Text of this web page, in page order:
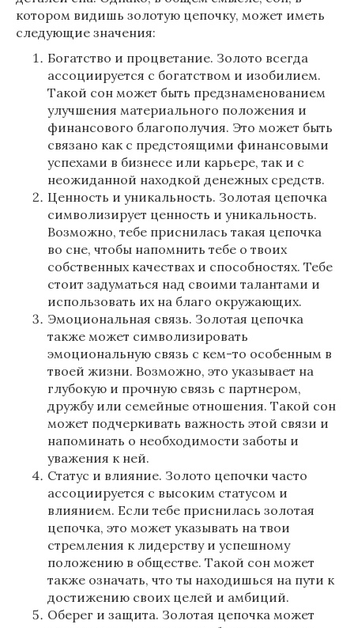
котором видишь золотую цепочку, может иметь
следующие значения:
Богатство и процветание. Золото всегда
ассоциируется с богатством и изобилием.
Такой сон может быть предзнаменованием
улучшения материального положения и
финансового благополучия. Это может быть
связано как с предстоящими финансовыми
успехами в бизнесе или карьере, так и с
неожиданной находкой денежных средств.
Ценность и уникальность. Золотая цепочка
символизирует ценность и уникальность.
Возможно, тебе приснилась такая цепочка
во сне, чтобы напомнить тебе о твоих
собственных качествах и способностях. Тебе
стоит задуматься над своими талантами и
использовать их на благо окружающих.
Эмоциональная связь. Золотая цепочка
также может символизировать
эмоциональную связь с кем-то особенным в
твоей жизни. Возможно, это указывает на
глубокую и прочную связь с партнером,
дружбу или семейные отношения. Такой сон
может подчеркивать важность этой связи и
напоминать о необходимости заботы и
уважения к ней.
Статус и влияние. Золото цепочки часто
ассоциируется с высоким статусом и
влиянием. Если тебе приснилась золотая
цепочка, это может указывать на твои
стремления к лидерству и успешному
положению в обществе. Такой сон может
также означать, что ты находишься на пути к
достижению своих целей и амбиций.
Оберег и защита. Золотая цепочка может